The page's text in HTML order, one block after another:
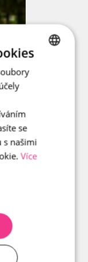
CZECH
se
s našimi
Více